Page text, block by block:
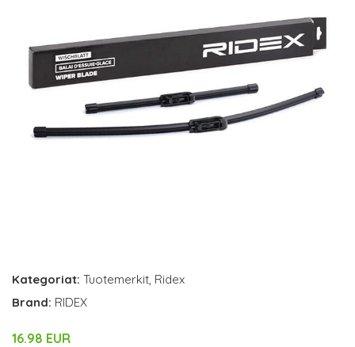
Kategoriat: Tuotemerkit, Ridex
Brand: RIDEX
16.98 EUR